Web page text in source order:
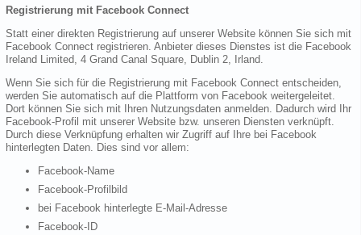
Registrierung mit Facebook Connect
Statt einer direkten Registrierung auf unserer Website können Sie sich mit
Facebook Connect registrieren. Anbieter dieses Dienstes ist die Facebook
Ireland Limited, 4 Grand Canal Square, Dublin 2, Irland.
Wenn Sie sich für die Registrierung mit Facebook Connect entscheiden,
werden Sie automatisch auf die Plattform von Facebook weitergeleitet.
Dort können Sie sich mit Ihren Nutzungsdaten anmelden. Dadurch wird Ihr
Facebook-Profil mit unserer Website bzw. unseren Diensten verknüpft.
Durch diese Verknüpfung erhalten wir Zugriff auf Ihre bei Facebook
hinterlegten Daten. Dies sind vor allem:
Facebook-Name
Facebook-Profilbild
bei Facebook hinterlegte E-Mail-Adresse
Facebook-ID